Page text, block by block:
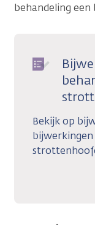
behandeling
Bekijk op